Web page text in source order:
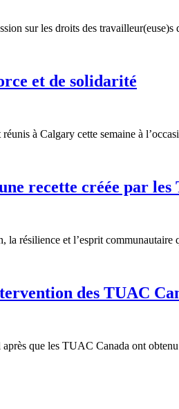
sur les droits des
et de solidarité
à Calgary cette semaine à
recette créée par les
résilience et l’esprit communautaire
des TUAC
que les TUAC Canada ont obtenu